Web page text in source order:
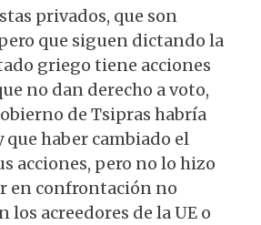
privados, que son
que siguen dictando la
griego tiene acciones
no dan derecho a voto,
de Tsipras habría
haber cambiado el
acciones, pero no lo hizo
en confrontación no
los acreedores de la UE o